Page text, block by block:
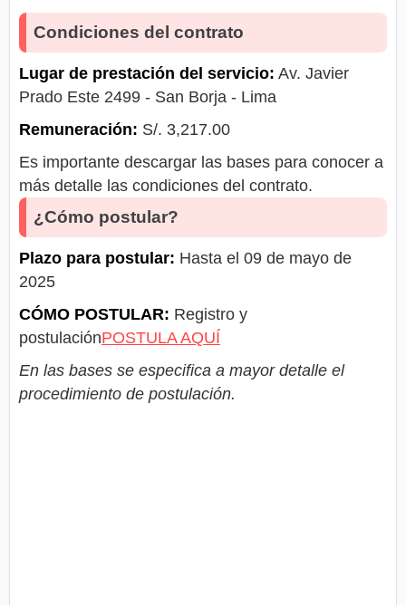
Condiciones del contrato
Lugar de prestación del servicio: Av. Javier
Prado Este 2499 - San Borja - Lima
Remuneración: S/. 3,217.00
Es importante descargar las bases para conocer a
más detalle las condiciones del contrato.
¿Cómo postular?
Plazo para postular: Hasta el 09 de mayo de
2025
CÓMO POSTULAR: Registro y
postulaciónPOSTULA AQUÍ
En las bases se especifica a mayor detalle el
procedimiento de postulación.